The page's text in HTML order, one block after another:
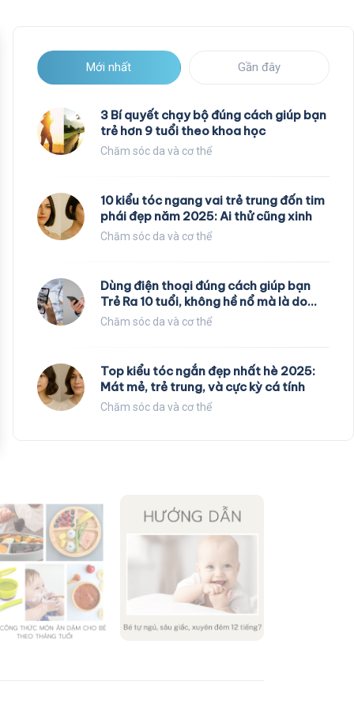
Mới nhất Gần đây
3 Bí quyết chạy bộ đúng cách giúp bạn
trẻ hơn 9 tuổi theo khoa học
Chăm sóc da và cơ thể
10 kiểu tóc ngang vai trẻ trung đốn tim
phái đẹp năm 2025: Ai thử cũng xinh
Chăm sóc da và cơ thể
Dùng điện thoại đúng cách giúp bạn
Trẻ Ra 10 tuổi, không hề nổ mà là do
các nhà khoa học nghiên cứu
Chăm sóc da và cơ thể
Top kiểu tóc ngắn đẹp nhất hè 2025:
Mát mẻ, trẻ trung, và cực kỳ cá tính
Chăm sóc da và cơ thể